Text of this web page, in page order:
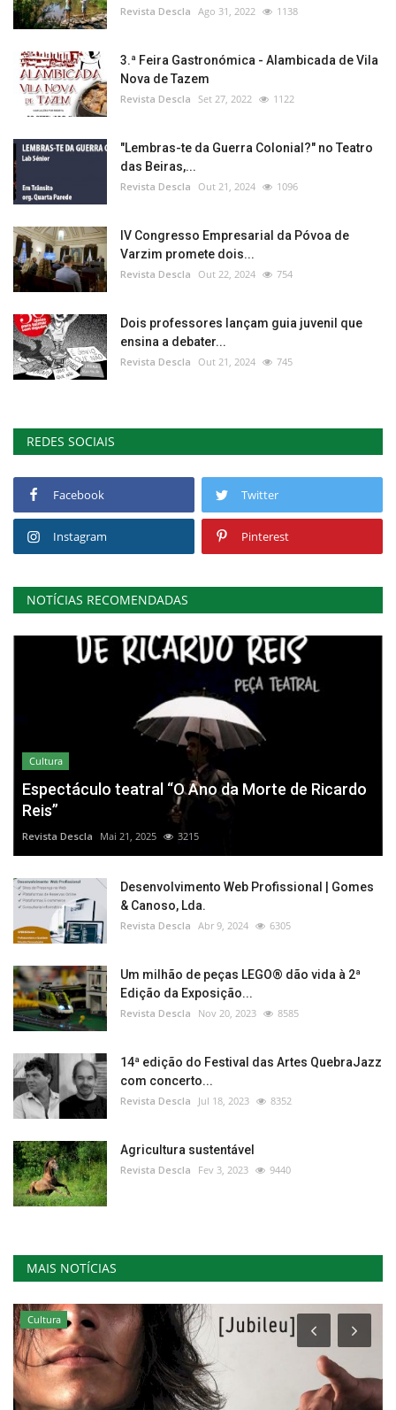
Revista Descla Ago 31, 2022 1138
3.ª Feira Gastronómica - Alambicada de Vila
Nova de Tazem
Revista Descla Set 27, 2022 1122
"Lembras-te da Guerra Colonial?" no Teatro
das Beiras,...
Revista Descla Out 21, 2024 1096
IV Congresso Empresarial da Póvoa de
Varzim promete dois...
Revista Descla Out 22, 2024 754
Dois professores lançam guia juvenil que
ensina a debater...
Revista Descla Out 21, 2024 745
REDES SOCIAIS
Facebook Twitter
Instagram Pinterest
NOTÍCIAS RECOMENDADAS
Cultura
Espectáculo teatral “O Ano da Morte de Ricardo
Reis”
Revista Descla Mai 21, 2025 3215
Desenvolvimento Web Profissional | Gomes
& Canoso, Lda.
Revista Descla Abr 9, 2024 6305
Um milhão de peças LEGO® dão vida à 2ª
Edição da Exposição...
Revista Descla Nov 20, 2023 8585
14ª edição do Festival das Artes QuebraJazz
com concerto...
Revista Descla Jul 18, 2023 8352
Agricultura sustentável
Revista Descla Fev 3, 2023 9440
MAIS NOTÍCIAS
Cultura